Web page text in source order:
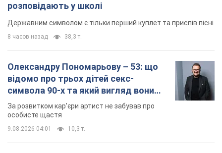
розповідають у школі
Державним символом є тільки перший куплет та приспів пісні
8 часов назад 38,3 т.
Олександру Пономарьову – 53: що
відомо про трьох дітей секс-
символа 90-х та який вигляд вони
мають
За розвитком кар'єри артист не забував про
особисте щастя
9.08.2026 04:01 10,3 т.